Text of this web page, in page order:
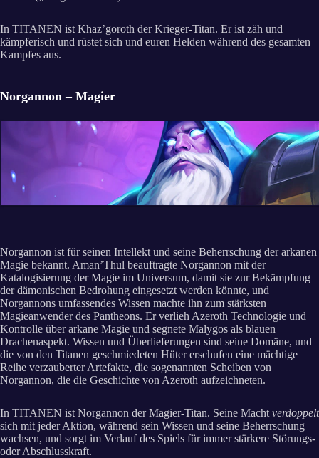
In TITANEN ist Khaz’goroth der Krieger-Titan. Er ist zäh und
kämpferisch und rüstet sich und euren Helden während des gesamten
Kampfes aus.
Norgannon – Magier
Norgannon ist für seinen Intellekt und seine Beherrschung der arkanen
Magie bekannt. Aman’Thul beauftragte Norgannon mit der
Katalogisierung der Magie im Universum, damit sie zur Bekämpfung
der dämonischen Bedrohung eingesetzt werden könnte, und
Norgannons umfassendes Wissen machte ihn zum stärksten
Magieanwender des Pantheons. Er verlieh Azeroth Technologie und
Kontrolle über arkane Magie und segnete Malygos als blauen
Drachenaspekt. Wissen und Überlieferungen sind seine Domäne, und
die von den Titanen geschmiedeten Hüter erschufen eine mächtige
Reihe verzauberter Artefakte, die sogenannten Scheiben von
Norgannon, die die Geschichte von Azeroth aufzeichneten.
In TITANEN ist Norgannon der Magier-Titan. Seine Macht verdoppelt
sich mit jeder Aktion, während sein Wissen und seine Beherrschung
wachsen, und sorgt im Verlauf des Spiels für immer stärkere Störungs-
oder Abschlusskraft.